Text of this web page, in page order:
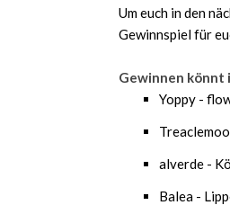
Um euch in den
Gewinnspiel für
Gewinnen könnt
Yoppy -
alverde -
Balea -